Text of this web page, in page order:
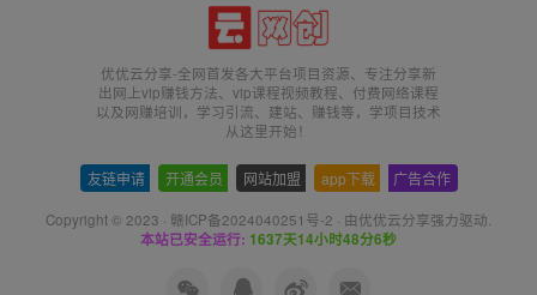
优优云分享-全网首发各大平台项目资源、专注分享新
出网上vip赚钱方法、vip课程视频教程、付费网络课程
以及网赚培训，学习引流、建站、赚钱等，学项目技术
从这里开始！
友链申请 开通会员 网站加盟 app下载 广告合作
Copyright © 2023 · 赣ICP备2024040251号-2 · 由优优云分享强力驱动.
本站已安全运行: 1637天14小时48分6秒